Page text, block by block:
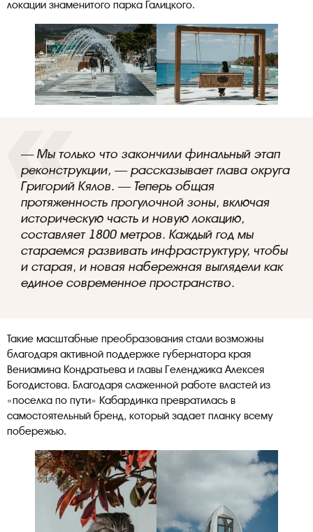
локации знаменитого парка Галицкого.
— Мы только что закончили финальный этап
реконструкции, — рассказывает глава округа
Григорий Кялов. — Теперь общая
протяженность прогулочной зоны, включая
историческую часть и новую локацию,
составляет 1800 метров. Каждый год мы
стараемся развивать инфраструктуру, чтобы
и старая, и новая набережная выглядели как
единое современное пространство.
Такие масштабные преобразования стали возможны
благодаря активной поддержке губернатора края
Вениамина Кондратьева и главы Геленджика Алексея
Богодистова. Благодаря слаженной работе властей из
«поселка по пути» Кабардинка превратилась в
самостоятельный бренд, который задает планку всему
побережью.